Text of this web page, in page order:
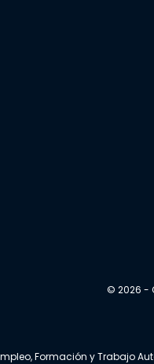
© 2026 -
Formación y Trabajo